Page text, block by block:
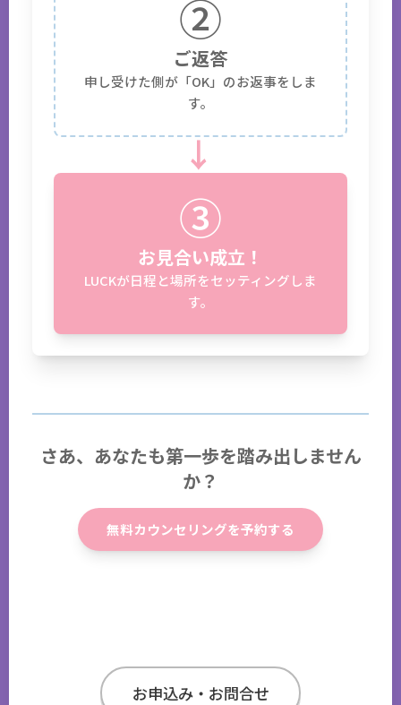
②
ご返答
申し受けた側が「OK」のお返事をしま
す。
→
③
お見合い成立！
LUCKが日程と場所をセッティングしま
す。
さあ、あなたも第一歩を踏み出しません
か？
無料カウンセリングを予約する
お申込み・お問合せ